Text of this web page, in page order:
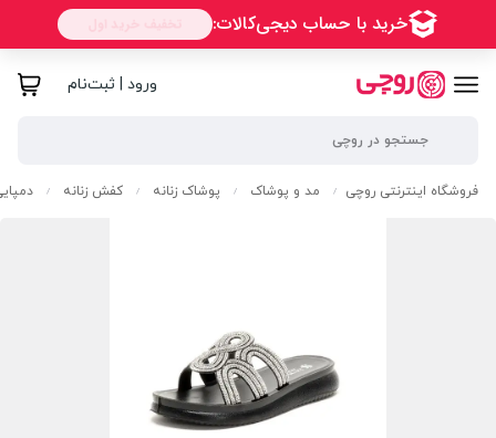
ورود | ثبت‌نام
فروشگاه اینترنتی روچی / مد و پوشاک / پوشاک زنانه / کفش زنانه /